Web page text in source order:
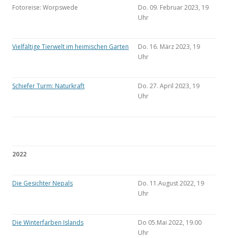
Fotoreise: Worpswede
Do. 09. Februar 2023, 19
Uhr
Vielfältige Tierwelt im heimischen Garten
Do. 16. März 2023, 19
Uhr
Schiefer Turm: Naturkraft
Do. 27. April 2023, 19
Uhr
2022
Die Gesichter Nepals
Do. 11.August 2022, 19
Uhr
Die Winterfarben Islands
Do 05.Mai 2022, 19.00
Uhr